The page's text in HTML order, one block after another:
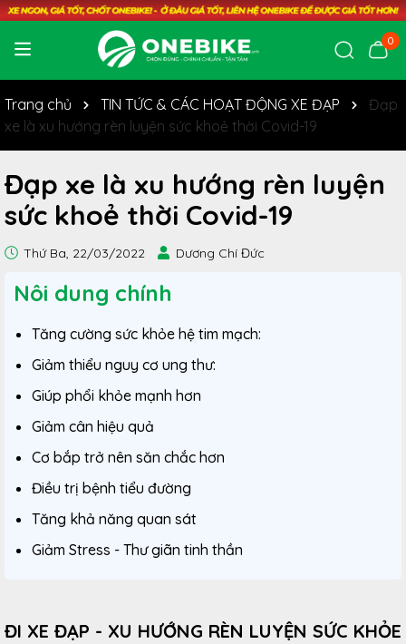
0
Trang chủ TIN TỨC & CÁC HOẠT ĐỘNG XE ĐẠP
Đạp
xe là xu hướng rèn luyện sức khoẻ thời Covid-19
Đạp xe là xu hướng rèn luyện
sức khoẻ thời Covid-19
Thứ Ba, 22/03/2022 Dương Chí Đức
Nôi dung chính
Tăng cường sức khỏe hệ tim mạch:
Giảm thiểu nguy cơ ung thư:
Giúp phổi khỏe mạnh hơn
Giảm cân hiệu quả
Cơ bắp trở nên săn chắc hơn
Điều trị bệnh tiểu đường
Tăng khả năng quan sát
Giảm Stress - Thư giãn tinh thần
ĐI XE ĐẠP - XU HƯỚNG RÈN LUYỆN SỨC KHỎE